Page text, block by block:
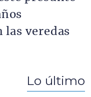
las veredas
Lo último